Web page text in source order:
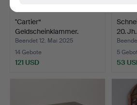
''Cartier“
Geldscheinklammer.
Beendet 12. Mai 2025
14 Gebote
121 USD
20. Jh.
5
53